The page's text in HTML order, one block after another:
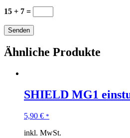
15 + 7 =
Ähnliche Produkte
SHIELD MG1
5,90 € *
inkl. MwSt.